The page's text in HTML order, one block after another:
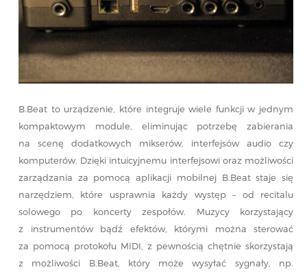
B.Beat to urządzenie, które integruje wiele funkcji w jednym
kompaktowym module, eliminując potrzebę zabierania
na scenę dodatkowych mikserów, interfejsów audio czy
komputerów. Dzięki intuicyjnemu interfejsowi oraz możliwości
zarządzania za pomocą aplikacji mobilnej B.Beat staje się
narzędziem, które usprawnia każdy występ – od recitalu
solowego po koncerty zespołów. Muzycy korzystający
z instrumentów bądź efektów, którymi można sterować
za pomocą protokołu MIDI, z pewnością chętnie skorzystają
z możliwości B.Beat, który może wysyłać sygnały, np.